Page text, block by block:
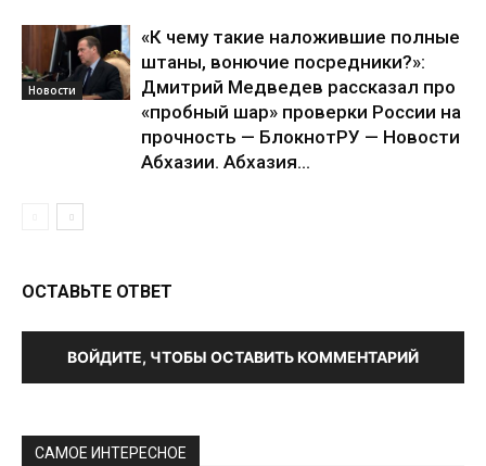
Новости
«К чему такие наложившие полные
штаны, вонючие посредники?»:
Дмитрий Медведев рассказал про
«пробный шар» проверки России на
прочность — БлокнотРУ — Новости
Абхазии. Абхазия...
ОСТАВЬТЕ ОТВЕТ
ВОЙДИТЕ, ЧТОБЫ ОСТАВИТЬ КОММЕНТАРИЙ
САМОЕ ИНТЕРЕСНОЕ